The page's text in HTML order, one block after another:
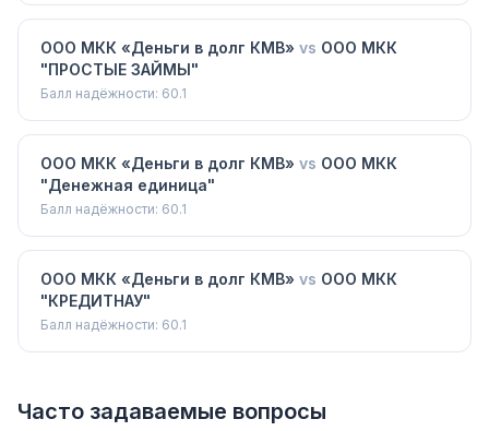
ООО МКК «Деньги в долг КМВ» vs ООО МКК
"ПРОСТЫЕ ЗАЙМЫ"
Балл надёжности: 60.1
ООО МКК «Деньги в долг КМВ» vs ООО МКК
"Денежная единица"
Балл надёжности: 60.1
ООО МКК «Деньги в долг КМВ» vs ООО МКК
"КРЕДИТНАУ"
Балл надёжности: 60.1
Часто задаваемые вопросы